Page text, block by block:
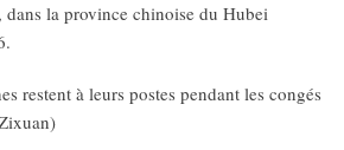
dans la province chinoise du Hubei
restent à leurs postes pendant les congés